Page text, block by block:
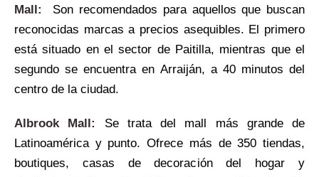
Mall:
Son recomendados para aquellos que buscan
reconocidas marcas a precios asequibles. El primero
está situado en el sector de Paitilla, mientras que el
segundo se encuentra en Arraiján, a 40 minutos del
centro de la ciudad.
Albrook Mall: Se trata del mall más grande de
Latinoamérica y punto. Ofrece más de 350 tiendas,
boutiques, casas de decoración del hogar y